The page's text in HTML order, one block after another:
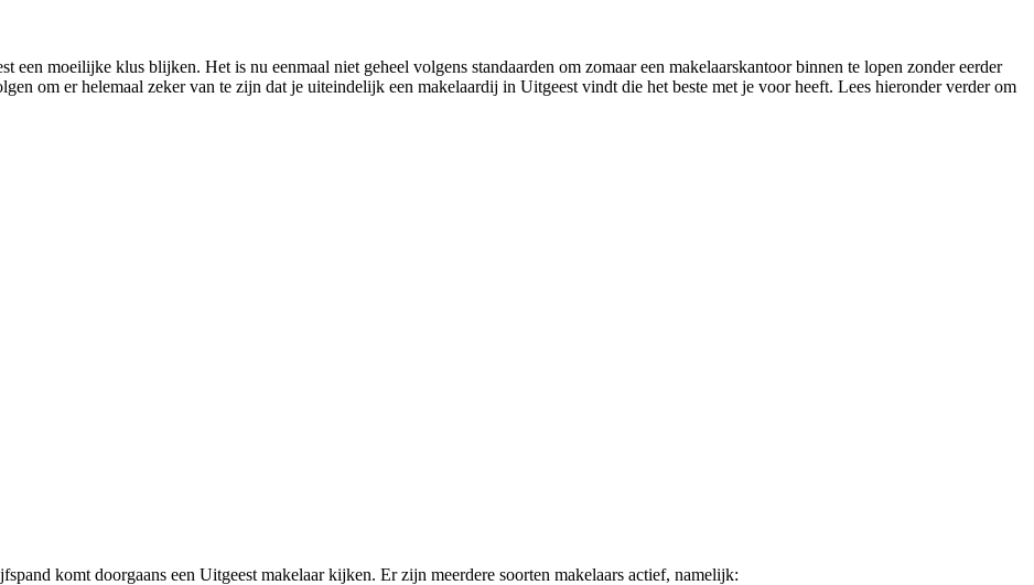
een moeilijke klus blijken. Het is nu eenmaal niet geheel volgens standaarden om zomaar een makelaarskantoor binnen te lopen zonder eerder
om er helemaal zeker van te zijn dat je uiteindelijk een makelaardij in Uitgeest vindt die het beste met je voor heeft. Lees hieronder verder om
komt doorgaans een Uitgeest makelaar kijken. Er zijn meerdere soorten makelaars actief, namelijk: